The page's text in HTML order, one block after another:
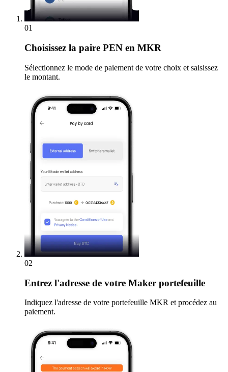
01
Choisissez la paire PEN en MKR
Sélectionnez le mode de paiement de votre choix et saisissez
le montant.
02
Entrez l'adresse de votre Maker portefeuille
Indiquez l'adresse de votre portefeuille MKR et procédez au
paiement.